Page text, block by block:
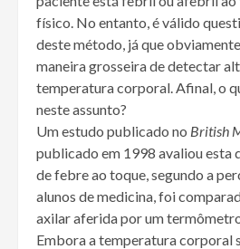
físico. No entanto, é válido
deste método, já que
maneira grosseira de detectar
temperatura corporal. Afinal, o
neste assunto?
Um estudo publicado no British
publicado em 1998 avaliou esta
de febre ao toque, segundo a
alunos de medicina, foi
axilar aferida por um
Embora a temperatura corporal